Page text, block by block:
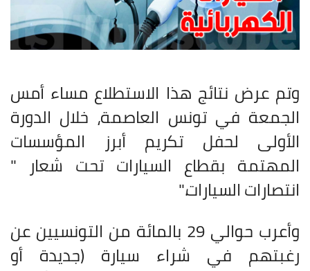
وتم عرض نتائج هذا الاستطلاع مساء أمس
الجمعة في تونس العاصمة، خلال الدورة
الأولى لحفل تكريم أبرز المؤسسات
المهتمة بقطاع السيارات تحت شعار "
انتصارات السيارات".
وأعرب حوالي 29 بالمائة من التونسيين عن
رغبتهم في شراء سيارة (جديدة أو